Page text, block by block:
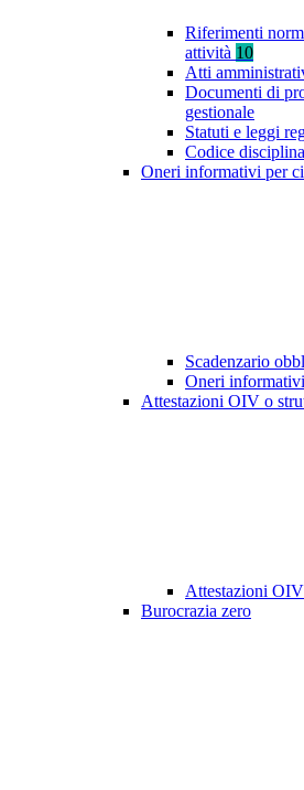
Riferimenti
attività 10
Atti
Documenti di
gestionale
Statuti e leggi
Codice
Oneri informativi per
Scadenzario
Oneri
Attestazioni OIV o
Attestazioni
Burocrazia zero